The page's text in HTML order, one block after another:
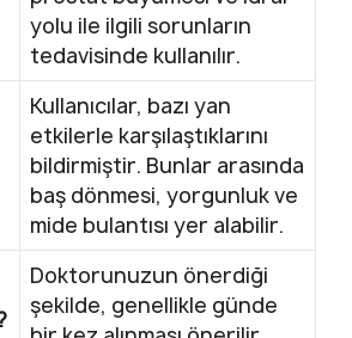
yolu ile ilgili sorunların
tedavisinde kullanılır.
Kullanıcılar, bazı yan
etkilerle karşılaştıklarını
bildirmiştir. Bunlar arasında
baş dönmesi, yorgunluk ve
mide bulantısı yer alabilir.
Doktorunuzun önerdiği
şekilde, genellikle günde